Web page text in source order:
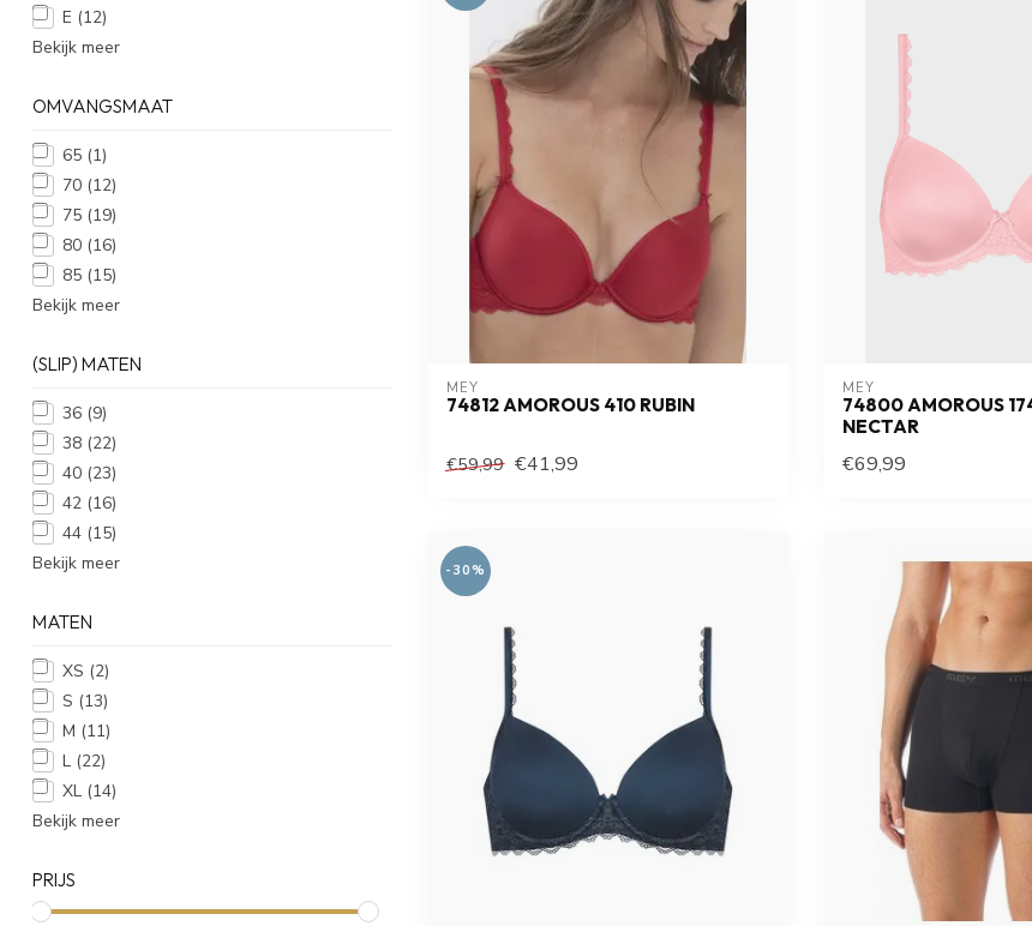
E (12)
Bekijk meer
OMVANGSMAAT
65 (1)
70 (12)
75 (19)
80 (16)
85 (15)
Bekijk meer
(SLIP) MATEN
36 (9)
38 (22)
40 (23)
42 (16)
44 (15)
Bekijk meer
MATEN
XS (2)
S (13)
M (11)
L (22)
XL (14)
Bekijk meer
PRIJS
MEY
74812 AMOROUS 410 RUBIN
€59,99 €41,99
MEY
74800 AMOROUS
NECTAR
€69,99
-30%